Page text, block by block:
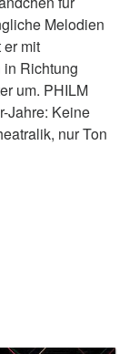
Melodien
mit
Richtung
um. PHILM
Jahre: Keine
nur Ton